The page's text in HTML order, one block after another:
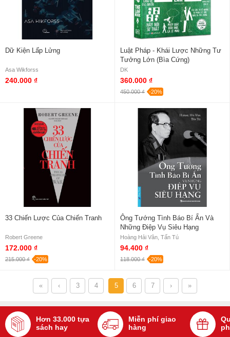
Dữ Kiện Lấp Lửng
Asa Wikforss
240.000 ₫
Luật Pháp - Khái Lược Những Tư
Tưởng Lớn (Bìa Cứng)
DK
360.000 ₫
450.000 ₫ -20%
33 Chiến Lược Của Chiến Tranh
Robert Greene
172.000 ₫
215.000 ₫ -20%
Ông Tướng Tình Báo Bí Ẩn Và
Những Điệp Vụ Siêu Hạng
Hoàng Hải Vân, Tấn Tú
94.400 ₫
118.000 ₫ -20%
« ‹ 3 4 5 6 7 › »
Hơn 33.000 tựa
sách hay
Miễn phí giao
hàng